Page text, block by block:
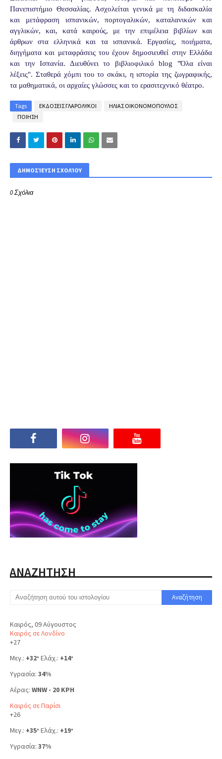
Πανεπιστήμιο Θεσσαλίας. Ασχολείται γενικά με τη διδασκαλία
και μετάφραση ισπανικών, πορτογαλικών, καταλανικών και
αγγλικών, και, κατά καιρούς, με την επιμέλεια βιβλίων και
άρθρων στα ελληνικά και τα ισπανικά. Εργασίες, ποιήματα,
διηγήματα και μεταφράσεις του έχουν δημοσιευθεί στην Ελλάδα
και την Ισπανία. Διευθύνει το βιβλιοφιλικό blog "Όλα είναι
λέξεις". Σταθερά χόμπι του το σκάκι, η ιστορία της ζωγραφικής,
τα μαθηματικά, οι αρχαίες γλώσσες και το ερασιτεχνικό θέατρο.
Tags ΕΚΔΟΣΕΙΣ ΓΛΑΡΟΛΥΚΟΙ
ΗΛΙΑΣ ΟΙΚΟΝΟΜΟΠΟΥΛΟΣ
ΠΟΙΗΣΗ
ΔΗΜΟΣΊΕΥΣΗ ΣΧΟΛΊΟΥ
0 Σχόλια
ΑΝΑΖΗΤΗΣΗ
Καιρός, 09 Αύγουστος
Καιρός σε Λονδίνο
+27
Μεγ.: +32° Ελάχ.: +14°
Υγρασία: 34%
Αέρας: WNW - 20 KPH
Καιρός σε Παρίσι
+26
Μεγ.: +35° Ελάχ.: +19°
Υγρασία: 37%